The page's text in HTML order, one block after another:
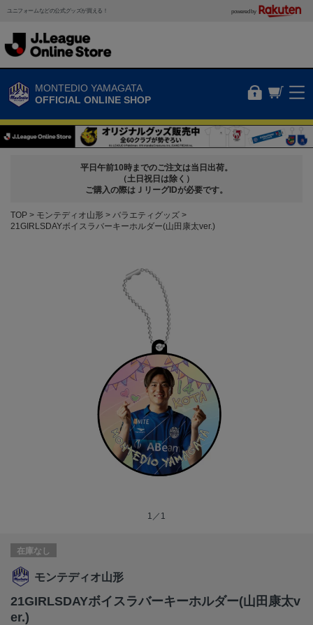
ユニフォームなどの公式グッズが買える！ powered by
MONTEDIO YAMAGATA
OFFICIAL ONLINE SHOP
平日午前10時までのご注文は当日出荷。
（土日祝日は除く）
ご購入の際はＪリーグIDが必要です。
TOP モンテディオ山形
バラエティグッズ
21GIRLSDAYボイスラバーキーホルダー(山田康太ver.)
1／1
在庫なし
モンテディオ山形
21GIRLSDAYボイスラバーキーホルダー(山田康太v
er.)